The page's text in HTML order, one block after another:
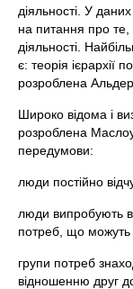
діяльності. У
на питання про
діяльності.
є: теорія ієрархії
розроблена
Широко відома і
розроблена Маслоу,
передумови:
люди постійно
люди випробують
потреб, що можуть
групи потреб
відношенню друг